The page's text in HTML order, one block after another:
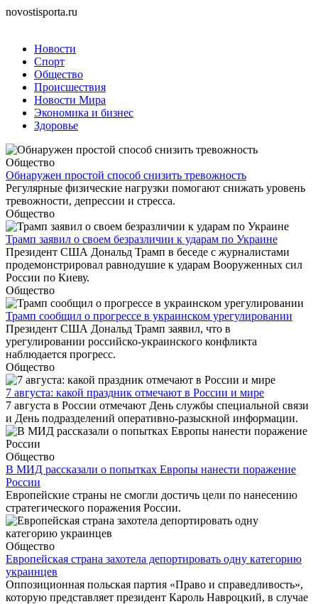
novostisporta.ru
Новости
Спорт
Общество
Происшествия
Новости Мира
Экономика и бизнес
Здоровье
Общество
Обнаружен простой способ снизить тревожность
Регулярные физические нагрузки помогают снижать уровень
тревожности, депрессии и стресса.
Общество
Трамп заявил о своем безразличии к ударам по Украине
Президент США Дональд Трамп в беседе с журналистами
продемонстрировал равнодушие к ударам Вооруженных сил
России по Киеву.
Общество
Трамп сообщил о прогрессе в украинском урегулировании
Президент США Дональд Трамп заявил, что в
урегулировании российско-украинского конфликта
наблюдается прогресс.
Общество
7 августа: какой праздник отмечают в России и мире
7 августа в России отмечают День службы специальной связи
и День подразделений оперативно-разыскной информации.
Общество
В МИД рассказали о попытках Европы нанести поражение
России
Европейские страны не смогли достичь цели по нанесению
стратегического поражения России.
Общество
Европейская страна захотела депортировать одну категорию
украинцев
Оппозиционная польская партия «Право и справедливость»,
которую представляет президент Кароль Навроцкий, в случае